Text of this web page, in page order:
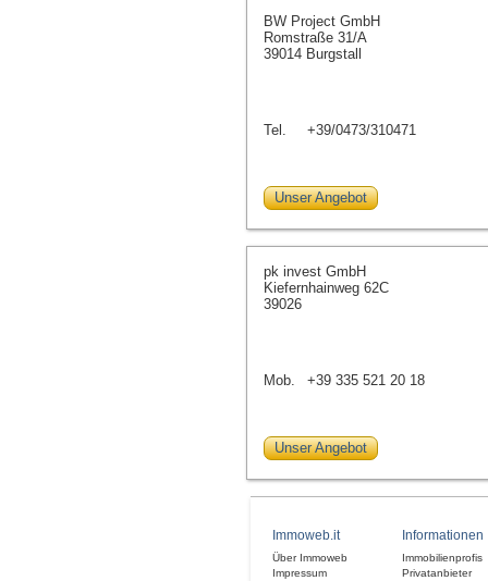
BW Project GmbH
Romstraße 31/A
39014 Burgstall
Tel. +39/0473/310471
Unser Angebot
pk invest GmbH
Kiefernhainweg 62C
39026
Mob. +39 335 521 20 18
Unser Angebot
Immoweb.it
Über Immoweb
Impressum
Informationen
Immobilienprofis
Privatanbieter